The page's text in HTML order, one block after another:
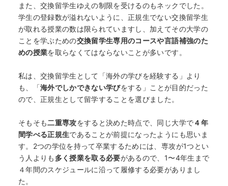
また、交換留学生ゆえの制限を受けるのもネックでした。
学生の登録数が溢れないように、正規生でない交換留学生
が取れる授業の数は限られていますし、加えてその大学の
ことを学ぶための交換留学生専用のコースや言語補強のた
めの授業を取らなくてはならないことが多いです。
私は、交換留学生として「海外の学びを経験する」より
も、「海外でしかできない学びをする」ことが目的だった
ので、正規生として留学することを選びました。
そもそも二重専攻をすると決めた時点で、同じ大学で４年
間学べる正規生であることが前提になったようにも思いま
す。2つの学位を持って卒業するためには、専攻が1つとい
う人よりも 多く授業を取る必要があるので、1〜4年生まで
４年間のスケジュールに沿って履修する必要がありまし
た。